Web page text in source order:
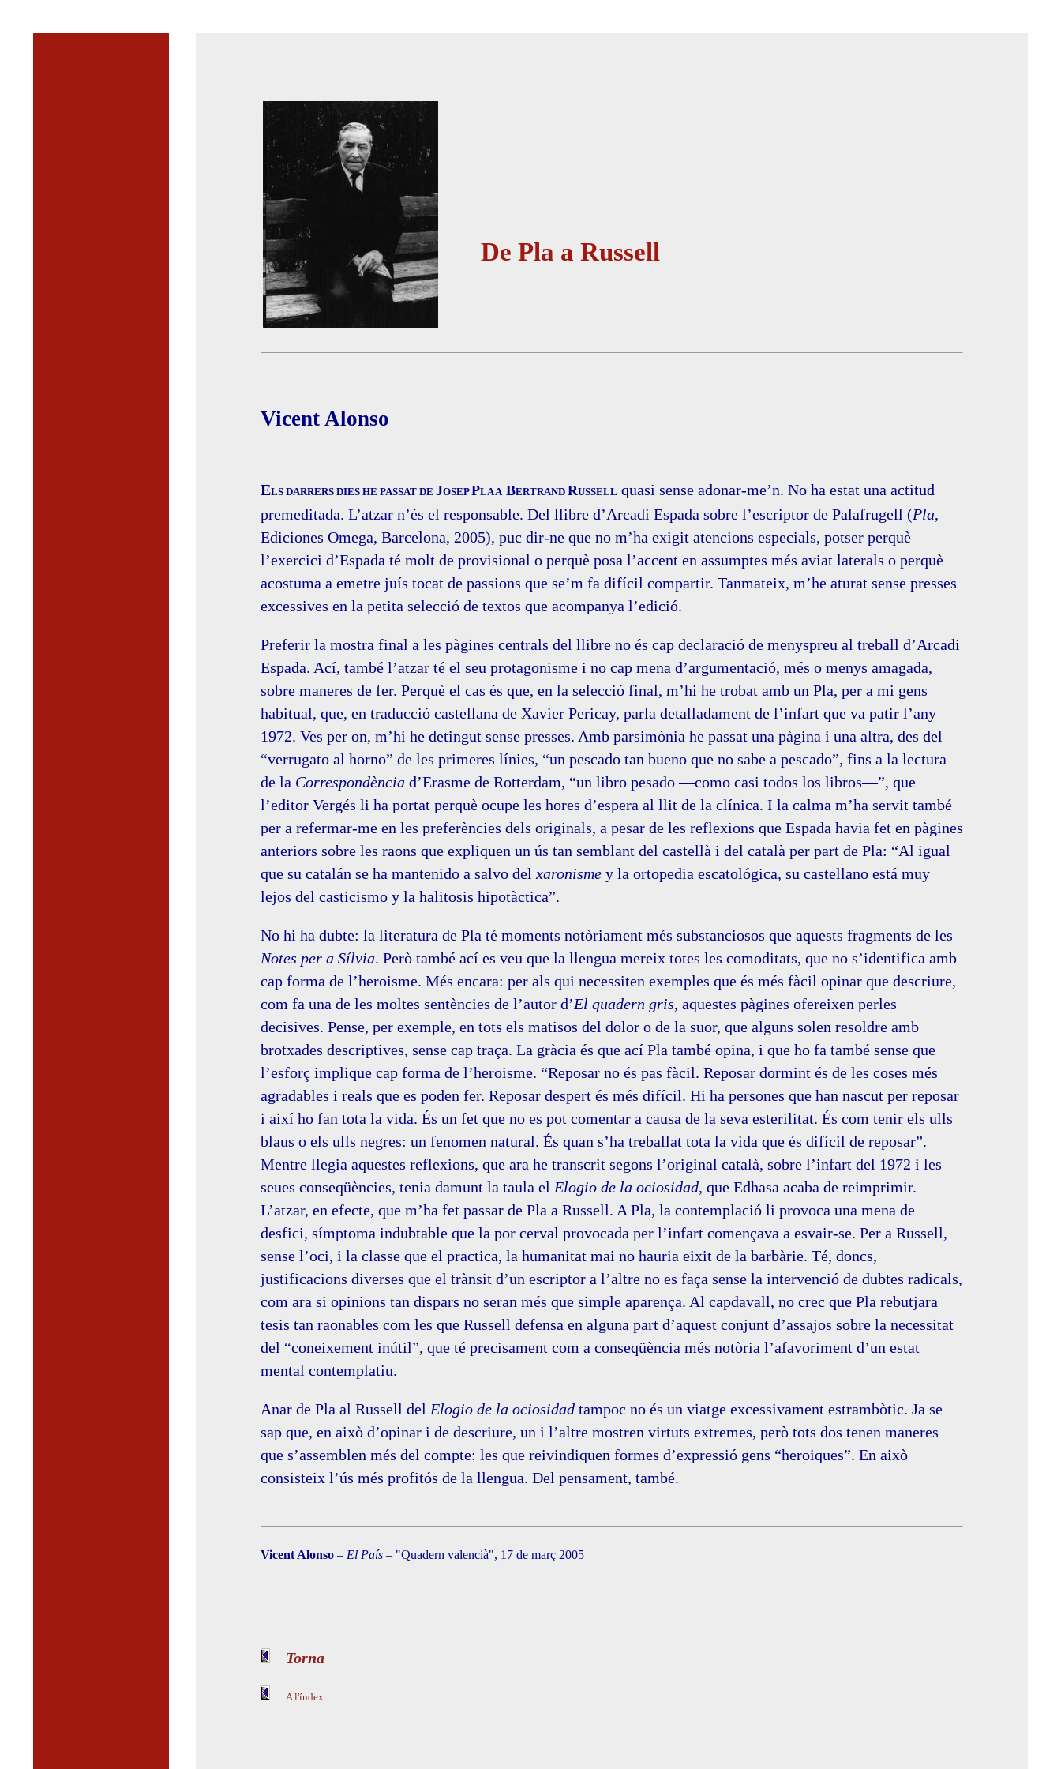
De Pla a Russell
Vicent Alonso
ELS DARRERS DIES HE PASSAT DE JOSEPPLA ABERTRAND RUSSELL quasi sense adonar-me’n. No ha estat una actitud
premeditada. L’atzar n’és el responsable. Del llibre d’Arcadi Espada sobre l’escriptor de Palafrugell (Pla,
Ediciones Omega, Barcelona, 2005), puc dir-ne que no m’ha exigit atencions especials, potser perquè
l’exercici d’Espada té molt de provisional o perquè posa l’accent en assumptes més aviat laterals o perquè
acostuma a emetre juís tocat de passions que se’m fa difícil compartir. Tanmateix, m’he aturat sense presses
excessives en la petita selecció de textos que acompanya l’edició.
Preferir la mostra final a les pàgines centrals del llibre no és cap declaració de menyspreu al treball d’Arcadi
Espada. Ací, també l’atzar té el seu protagonisme i no cap mena d’argumentació, més o menys amagada,
sobre maneres de fer. Perquè el cas és que, en la selecció final, m’hi he trobat amb un Pla, per a mi gens
habitual, que, en traducció castellana de Xavier Pericay, parla detalladament de l’infart que va patir l’any
1972. Ves per on, m’hi he detingut sense presses. Amb parsimònia he passat una pàgina i una altra, des del
“verrugato al horno” de les primeres línies, “un pescado tan bueno que no sabe a pescado”, fins a la lectura
de la Correspondència d’Erasme de Rotterdam, “un libro pesado —como casi todos los libros—”, que
l’editor Vergés li ha portat perquè ocupe les hores d’espera al llit de la clínica. I la calma m’ha servit també
per a refermar-me en les preferències dels originals, a pesar de les reflexions que Espada havia fet en pàgines
anteriors sobre les raons que expliquen un ús tan semblant del castellà i del català per part de Pla: “Al igual
que su catalán se ha mantenido a salvo del xaronisme y la ortopedia escatológica, su castellano está muy
lejos del casticismo y la halitosis hipotàctica”.
No hi ha dubte: la literatura de Pla té moments notòriament més substanciosos que aquests fragments de les
Notes per a Sílvia. Però també ací es veu que la llengua mereix totes les comoditats, que no s’identifica amb
cap forma de l’heroisme. Més encara: per als qui necessiten exemples que és més fàcil opinar que descriure,
com fa una de les moltes sentències de l’autor d’El quadern gris, aquestes pàgines ofereixen perles
decisives. Pense, per exemple, en tots els matisos del dolor o de la suor, que alguns solen resoldre amb
brotxades descriptives, sense cap traça. La gràcia és que ací Pla també opina, i que ho fa també sense que
l’esforç implique cap forma de l’heroisme. “Reposar no és pas fàcil. Reposar dormint és de les coses més
agradables i reals que es poden fer. Reposar despert és més difícil. Hi ha persones que han nascut per reposar
i així ho fan tota la vida. És un fet que no es pot comentar a causa de la seva esterilitat. És com tenir els ulls
blaus o els ulls negres: un fenomen natural. És quan s’ha treballat tota la vida que és difícil de reposar”.
Mentre llegia aquestes reflexions, que ara he transcrit segons l’original català, sobre l’infart del 1972 i les
seues conseqüències, tenia damunt la taula el Elogio de la ociosidad, que Edhasa acaba de reimprimir.
L’atzar, en efecte, que m’ha fet passar de Pla a Russell. A Pla, la contemplació li provoca una mena de
desfici, símptoma indubtable que la por cerval provocada per l’infart començava a esvair-se. Per a Russell,
sense l’oci, i la classe que el practica, la humanitat mai no hauria eixit de la barbàrie. Té, doncs,
justificacions diverses que el trànsit d’un escriptor a l’altre no es faça sense la intervenció de dubtes radicals,
com ara si opinions tan dispars no seran més que simple aparença. Al capdavall, no crec que Pla rebutjara
tesis tan raonables com les que Russell defensa en alguna part d’aquest conjunt d’assajos sobre la necessitat
del “coneixement inútil”, que té precisament com a conseqüència més notòria l’afavoriment d’un estat
mental contemplatiu.
Anar de Pla al Russell del Elogio de la ociosidad tampoc no és un viatge excessivament estrambòtic. Ja se
sap que, en això d’opinar i de descriure, un i l’altre mostren virtuts extremes, però tots dos tenen maneres
que s’assemblen més del compte: les que reivindiquen formes d’expressió gens “heroiques”. En això
consisteix l’ús més profitós de la llengua. Del pensament, també.
Vicent Alonso – El País – "Quadern valencià", 17 de març 2005
Torna
A l'índex